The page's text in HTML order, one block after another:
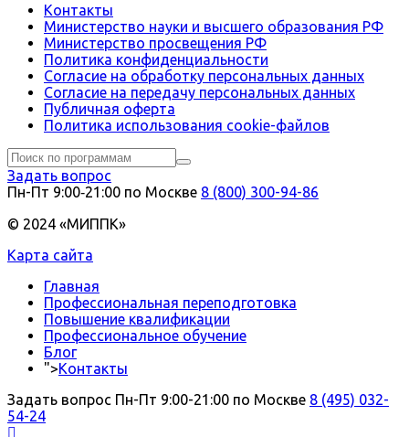
Контакты
Министерство науки и высшего образования РФ
Министерство просвещения РФ
Политика конфиденциальности
Согласие на обработку персональных данных
Согласие на передачу персональных данных
Публичная оферта
Политика использования сookie-файлов
Задать вопрос
Пн-Пт 9:00‑21:00 по Москве 8 (800) 300-94-86
© 2024 «МИППК»
Карта сайта
Главная
Профессиональная переподготовка
Повышение квалификации
Профессиональное обучение
Блог
">Контакты
Задать вопрос Пн-Пт 9:00-21:00 по Москве 8 (495) 032-
54-24